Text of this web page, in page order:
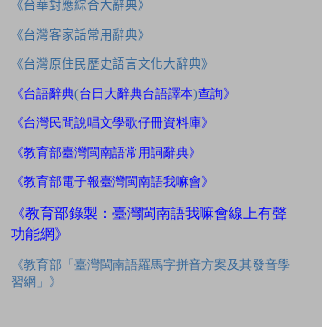
《台華對應綜合大辭典》
《台灣客家話常用辭典》
《台灣原住民歷史語言文化大辭典》
《台語辭典(台日大辭典台語譯本)查詢》
《台灣民間說唱文學歌仔冊資料庫》
《教育部臺灣閩南語常用詞辭典》
《教育部電子報臺灣閩南語我嘛會》
《教育部錄製：臺灣閩南語我嘛會線上有聲
功能網》
《教育部「臺灣閩南語羅馬字拼音方案及其發音學
習網」》